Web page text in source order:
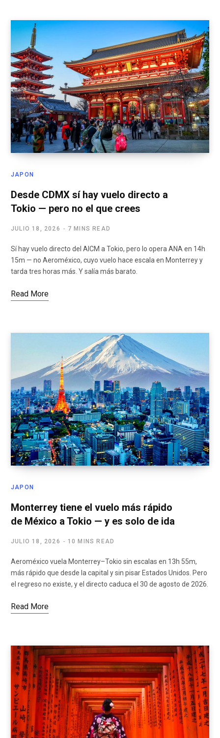
JAPON
Desde CDMX sí hay vuelo directo a
Tokio — pero no el que crees
JULIO 18, 2026 7 MINS READ
Sí hay vuelo directo del AICM a Tokio, pero lo opera ANA en 14h
15m — no Aeroméxico, cuyo vuelo hace escala en Monterrey y
tarda tres horas más. Y salía más barato.
Read More
JAPON
Monterrey tiene el vuelo más rápido
de México a Tokio — y es solo de ida
JULIO 18, 2026 10 MINS READ
Aeroméxico vuela Monterrey–Tokio sin escalas en 13h 55m,
más rápido que desde la capital y sin pisar Estados Unidos. Pero
el regreso no existe, y el directo caduca el 30 de agosto de 2026.
Read More